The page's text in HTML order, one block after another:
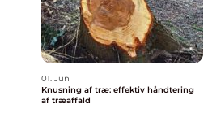
01. Jun
Knusning af træ: effektiv håndtering
af træaffald